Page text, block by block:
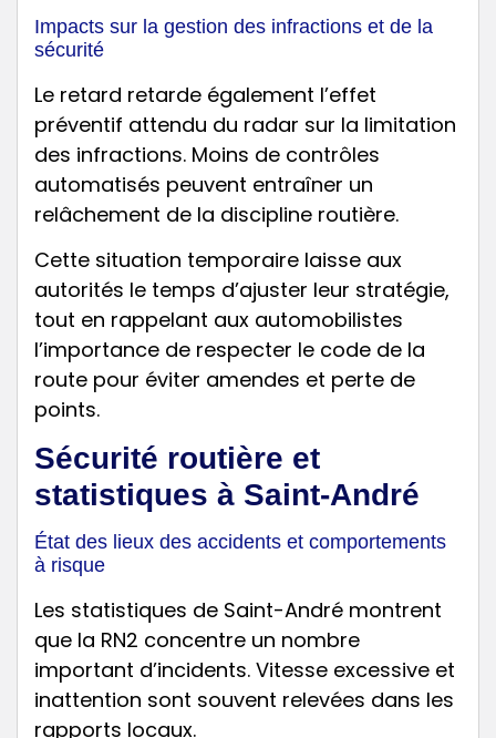
Impacts sur la gestion des infractions et de la
sécurité
Le retard retarde également l’effet
préventif attendu du radar sur la limitation
des infractions. Moins de contrôles
automatisés peuvent entraîner un
relâchement de la discipline routière.
Cette situation temporaire laisse aux
autorités le temps d’ajuster leur stratégie,
tout en rappelant aux automobilistes
l’importance de respecter le code de la
route pour éviter amendes et perte de
points.
Sécurité routière et
statistiques à Saint-André
État des lieux des accidents et comportements
à risque
Les statistiques de Saint-André montrent
que la RN2 concentre un nombre
important d’incidents. Vitesse excessive et
inattention sont souvent relevées dans les
rapports locaux.